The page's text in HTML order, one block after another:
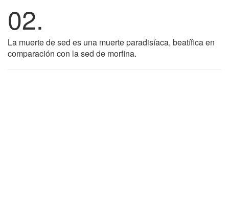
02.
La muerte de sed es una muerte paradisíaca, beatífica en
comparación con la sed de morfina.